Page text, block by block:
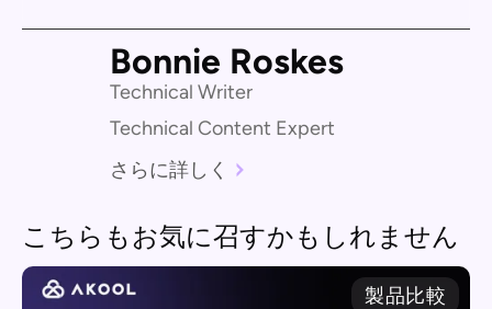
Bonnie Roskes
Technical Writer
Technical Content Expert
さらに詳しく
こちらもお気に召すかもしれません
製品比較